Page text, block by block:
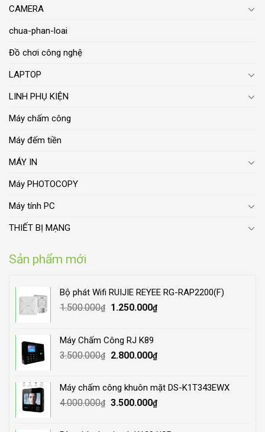
CAMERA
chua-phan-loai
Đồ chơi công nghệ
LAPTOP
LINH PHỤ KIỆN
Máy chấm công
Máy đếm tiền
MÁY IN
Máy PHOTOCOPY
Máy tính PC
THIẾT BỊ MẠNG
Sản phẩm mới
Bộ phát Wifi RUIJIE REYEE RG-RAP2200(F)
1.500.000₫
Original
1.500.000₫.
1.250.000₫Current
Máy Chấm Công RJ K89
3.500.000₫
Original
3.500.000₫.
2.800.000₫Current
2.800.000₫.
Máy chấm công khuôn mặt DS-K1T343EWX
4.000.000₫ Original
3.500.000₫Current